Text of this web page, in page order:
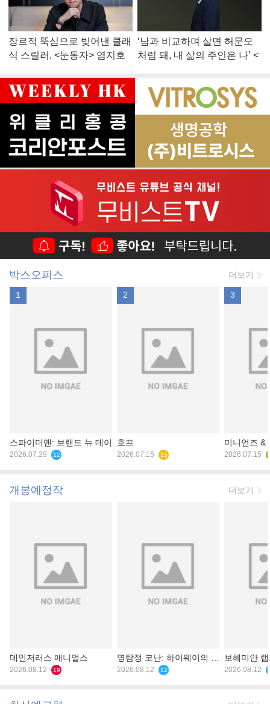
장르적 뚝심으로 빚어낸 클래
식 스릴러, <눈동자> 염지호
‘남과 비교하며 살면 허문오
처럼 돼, 내 삶의 주인은 나’ <
박스오피스 더보기
1
스파이더맨: 브랜드 뉴 데이
2026.07.29 12
2
호프
2026.07.15 15
3
미니언즈 &
2026.07.15
개봉예정작 더보기
데인저러스 애니멀스
2026.08.12 19
명탐정 코난: 하이웨이의 타
천사
2026.08.12 12
보헤미안
2026.08.12